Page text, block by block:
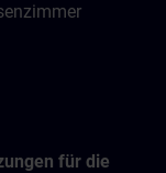
für die